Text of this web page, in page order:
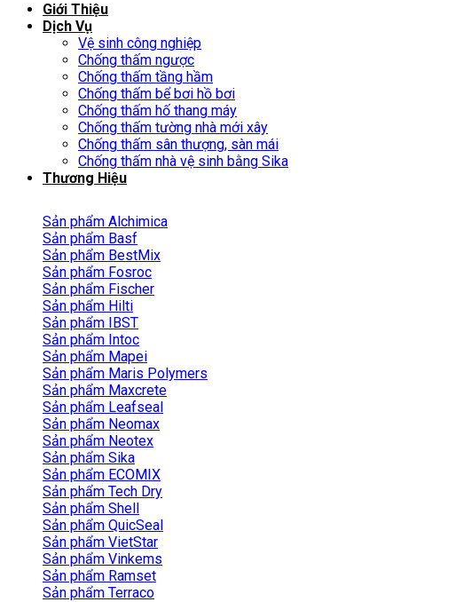
Giới Thiệu
Dịch Vụ
Vệ sinh công nghiệp
Chống thấm ngược
Chống thấm tầng hầm
Chống thấm bể bơi hồ bơi
Chống thấm hố thang máy
Chống thấm tường nhà mới xây
Chống thấm sân thượng, sàn mái
Chống thấm nhà vệ sinh bằng Sika
Thương Hiệu
Sản phẩm Alchimica
Sản phẩm Basf
Sản phẩm BestMix
Sản phẩm Fosroc
Sản phẩm Fischer
Sản phẩm Hilti
Sản phẩm IBST
Sản phẩm Intoc
Sản phẩm Mapei
Sản phẩm Maris Polymers
Sản phẩm Maxcrete
Sản phẩm Leafseal
Sản phẩm Neomax
Sản phẩm Neotex
Sản phẩm Sika
Sản phẩm ECOMIX
Sản phẩm Tech Dry
Sản phẩm Shell
Sản phẩm QuicSeal
Sản phẩm VietStar
Sản phẩm Vinkems
Sản phẩm Ramset
Sản phẩm Terraco